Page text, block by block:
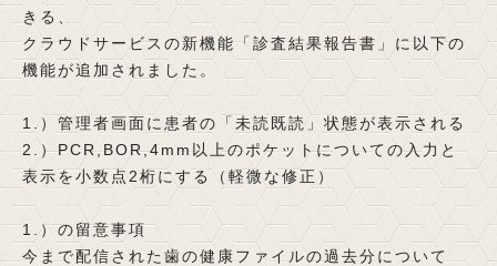
きる、
クラウドサービスの新機能「診査結果報告書」に以下の
機能が追加されました。
1.）管理者画面に患者の「未読既読」状態が表示される
2.）PCR,BOR,4mm以上のポケットについての入力と
表示を小数点2桁にする（軽微な修正）
1.）の留意事項
今まで配信された歯の健康ファイルの過去分について